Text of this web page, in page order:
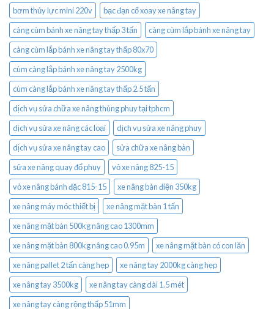
bơm thủy lực mini 220v
bạc đạn cổ xoay xe nâng tay
càng cùm bánh xe nâng tay thấp 3 tấn
càng cùm lắp bánh xe nâng tay
càng cùm lắp bánh xe nâng tay thấp 80x70
cùm càng lắp bánh xe nâng tay 2500kg
cùm càng lắp bánh xe nâng tay thấp 2.5 tấn
dịch vụ sửa chữa xe nâng thùng phuy tại tphcm
dịch vụ sửa xe nâng các loại
dịch vụ sửa xe nâng phuy
dịch vụ sửa xe nâng tay cao
sửa chữa xe nâng bàn
sửa xe nâng quay đổ phuy
vỏ xe nâng 825-15
vỏ xe nâng bánh đặc 815-15
xe nâng bàn điện 350kg
xe nâng máy móc thiết bị
xe nâng mặt bàn 1 tấn
xe nâng mặt bàn 500kg nâng cao 1300mm
xe nâng mặt bàn 800kg nâng cao 0.95m
xe nâng mặt bàn có con lăn
xe nâng pallet 2 tấn càng hẹp
xe nâng tay 2000kg càng hẹp
xe nâng tay 3500kg
xe nâng tay càng dài 1.5 mét
xe nâng tay càng rộng thấp 51mm